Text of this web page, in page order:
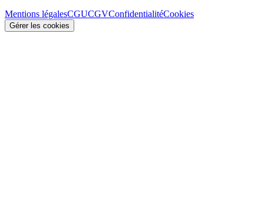
Mentions légalesCGUCGVConfidentialitéCookies
Gérer les cookies